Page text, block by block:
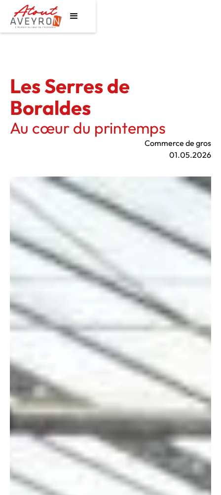
Les Serres de
Boraldes
Au cœur du printemps
Commerce de gros
01.05.2026